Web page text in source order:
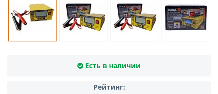
Есть в наличии
Рейтинг: